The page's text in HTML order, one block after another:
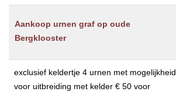
Aankoop urnen graf op oude
Bergklooster
exclusief keldertje 4 urnen met mogelijkheid
voor uitbreiding met kelder € 50 voor